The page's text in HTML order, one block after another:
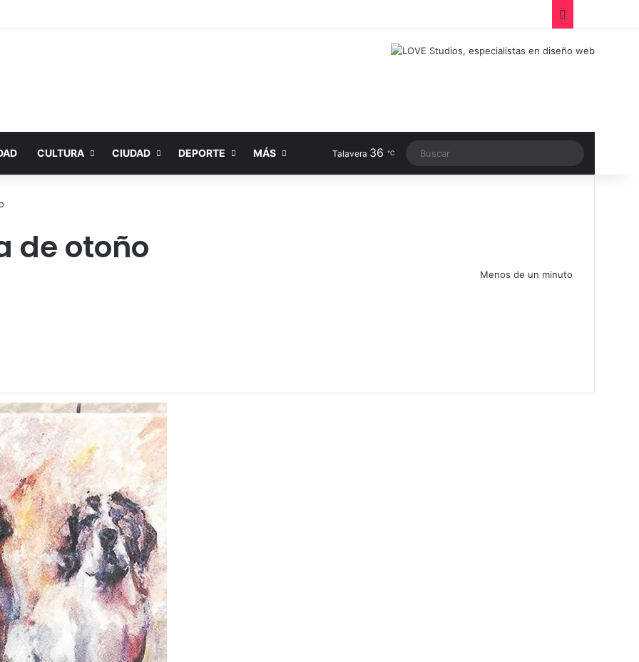
Instagram
TikTok
CULTURA CIUDAD DEPORTE MÁS Talavera 36 ℃
de otoño
Menos de un minuto